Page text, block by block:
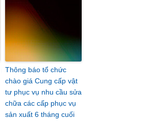
Thông báo tổ chức
chào giá Cung cấp vật
tư phục vụ nhu cầu sửa
chữa các cấp phục vụ
sản xuất 6 tháng cuối